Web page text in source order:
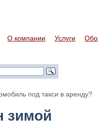
О компании Услуги
под такси в аренду?
зимой